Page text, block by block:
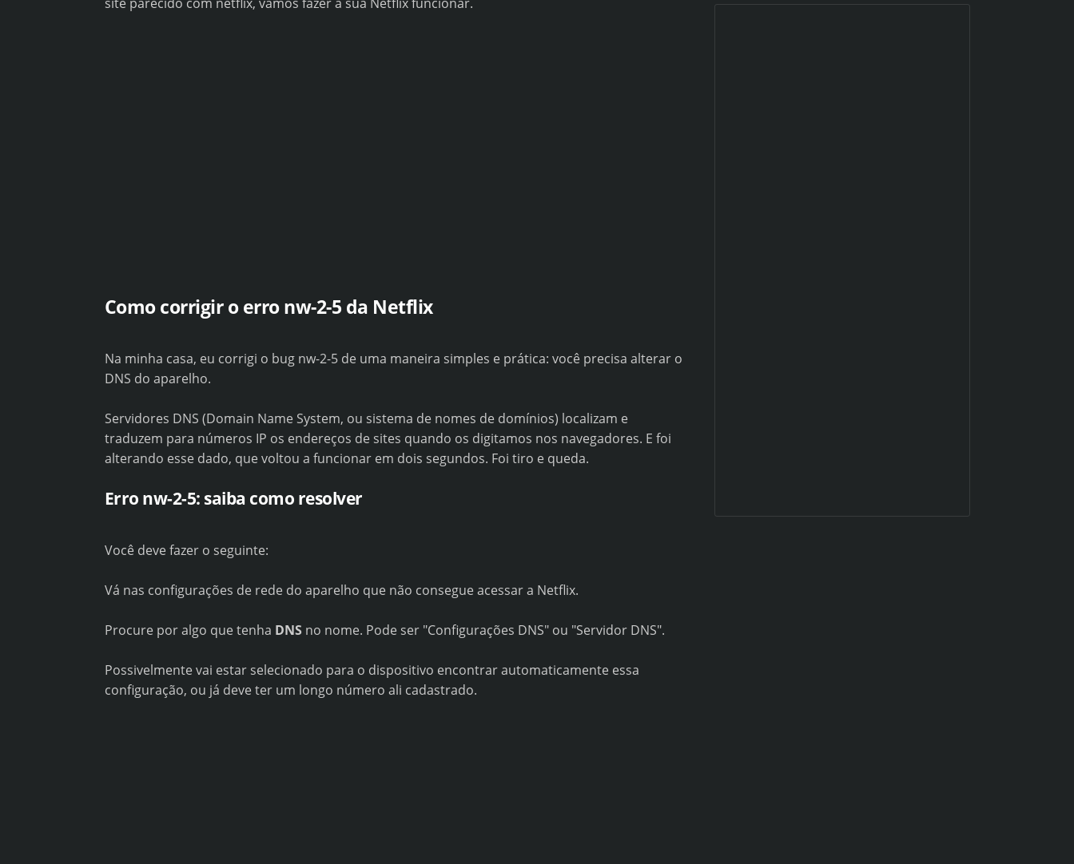
Como corrigir o erro nw-2-5 da Netflix
Na minha casa, eu corrigi o bug nw-2-5 de uma maneira simples e prática: você precisa alterar o
DNS do aparelho.
Servidores DNS (Domain Name System, ou sistema de nomes de domínios) localizam e
traduzem para números IP os endereços de sites quando os digitamos nos navegadores. E foi
alterando esse dado, que voltou a funcionar em dois segundos. Foi tiro e queda.
Erro nw-2-5: saiba como resolver
Você deve fazer o seguinte:
Vá nas configurações de rede do aparelho que não consegue acessar a Netflix.
Procure por algo que tenha DNSno nome. Pode ser "Configurações DNS" ou "Servidor DNS".
Possivelmente vai estar selecionado para o dispositivo encontrar automaticamente essa
configuração, ou já deve ter um longo número ali cadastrado.